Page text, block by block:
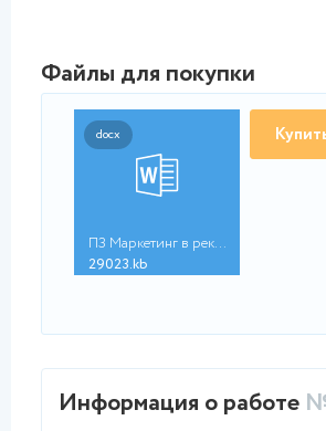
Файлы для покупки
docx
ПЗ Маркетинг в рекла...
29023.kb
Информация о работе